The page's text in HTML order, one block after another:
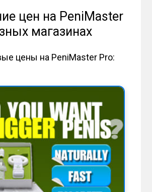
цен на PeniMaster
магазинах
цены на PeniMaster Pro: